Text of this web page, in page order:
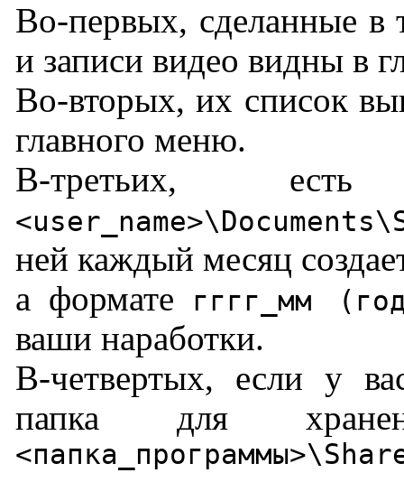
Во-первых, сделанные в
и записи видео видны в
Во-вторых, их список
главного меню.
В-третьих,
ней каждый месяц
a формате
гггг_мм
ваши наработки.
В-четвертых, если у
папка для